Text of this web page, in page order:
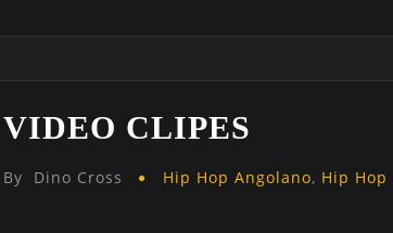
VIDEO CLIPES
By Dino Cross Hip Hop Angolano, Hip Hop